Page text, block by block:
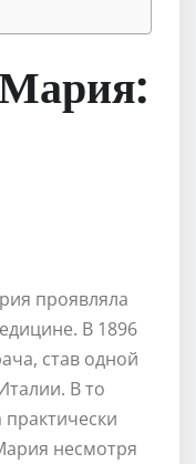
проявляла
В 1896
став одной
В то
несмотря